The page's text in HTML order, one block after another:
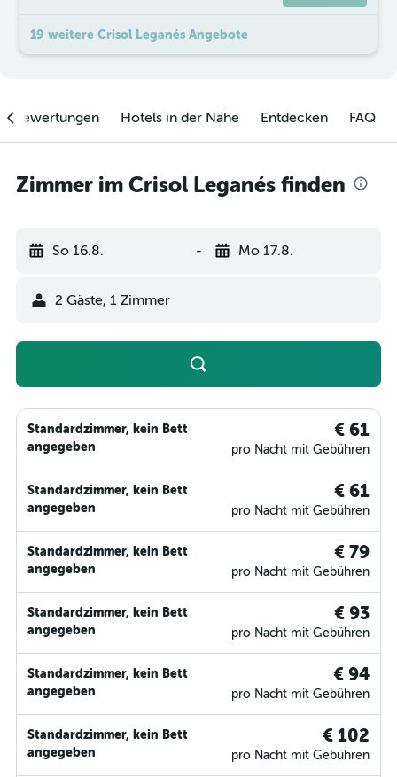
19 weitere Crisol Leganés Angebote
Hotels in der Nähe Entdecken FAQ
Zimmer im Crisol Leganés finden
So 16.8. - Mo 17.8.
2 Gäste, 1 Zimmer
Standardzimmer, kein Bett
angegeben
€ 61
pro Nacht mit Gebühren
Standardzimmer, kein Bett
angegeben
€ 61
pro Nacht mit Gebühren
Standardzimmer, kein Bett
angegeben
€ 79
pro Nacht mit Gebühren
Standardzimmer, kein Bett
angegeben
€ 93
pro Nacht mit Gebühren
Standardzimmer, kein Bett
angegeben
€ 94
pro Nacht mit Gebühren
Standardzimmer, kein Bett
angegeben
€ 102
pro Nacht mit Gebühren